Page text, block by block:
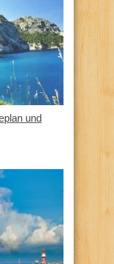
und